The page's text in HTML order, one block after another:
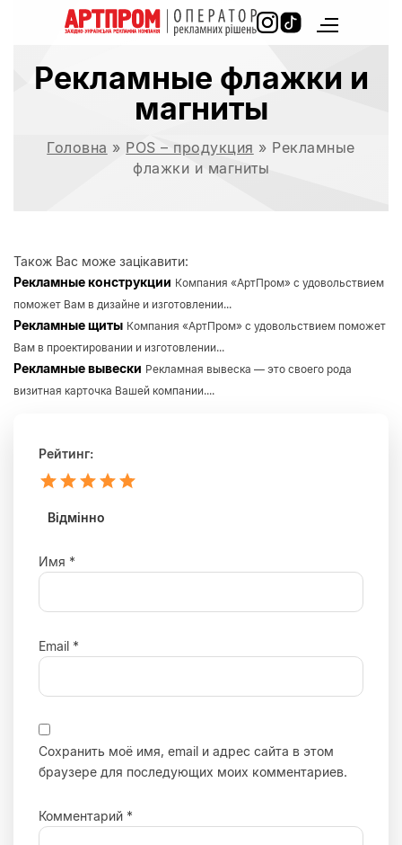
Рекламные флажки и
магниты
Головна » POS – продукция » Рекламные
флажки и магниты
Також Вас може зацікавити:
Рекламные конструкции Компания «АртПром» с удовольствием
поможет Вам в дизайне и изготовлении...
Рекламные щиты Компания «АртПром» с удовольствием поможет
Вам в проектировании и изготовлении...
Рекламные вывески Рекламная вывеска — это своего рода
визитная карточка Вашей компании....
Рейтинг:
зірка
зірка
зірказірка
Відмінно
Имя *
Email *
Сохранить моё имя, email и адрес сайта в этом
браузере для последующих моих комментариев.
Комментарий *